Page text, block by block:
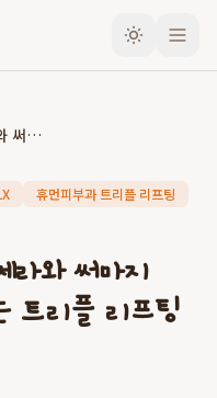
휴먼피부과 송도점 울쎄라와 써마지 FLX: 시너지가 폭발하는 트리플 리프팅의 모든 것
휴먼피부과 트리플 리프팅
라와 써마지
트리플 리프팅